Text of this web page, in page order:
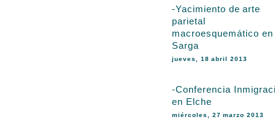
-Yacimiento de arte
parietal
macroesquemático en
Sarga
jueves, 18 abril 2013
-Conferencia
en Elche
miércoles, 27 marzo 2013